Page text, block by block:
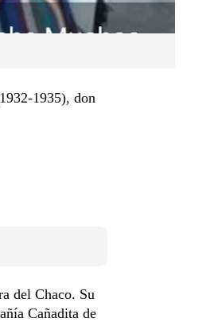
1935), don
del Chaco. Su
Cañadita de